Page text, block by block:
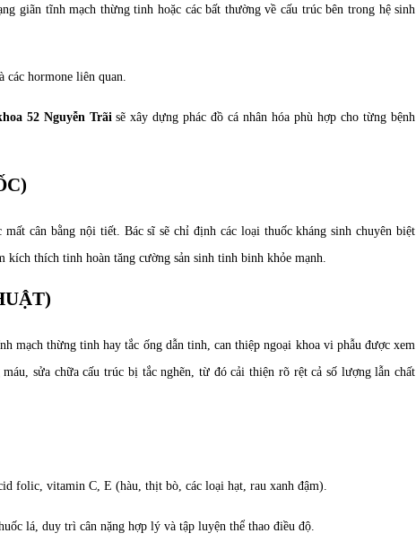
giãn tĩnh mạch thừng tinh hoặc các bất thường về cấu trúc bên trong hệ sinh
các hormone liên quan.
52 Nguyễn Trãisẽ xây dựng phác đồ cá nhân hóa phù hợp cho từng bệnh
cân bằng nội tiết. Bác sĩ sẽ chỉ định các loại thuốc kháng sinh chuyên biệt
thích tinh hoàn tăng cường sản sinh tinh binh khỏe mạnh.
mạch thừng tinh hay tắc ống dẫn tinh, can thiệp ngoại khoa vi phẫu được xem
sửa chữa cấu trúc bị tắc nghẽn, từ đó cải thiện rõ rệt cả số lượng lẫn chất
folic, vitamin C, E (hàu, thịt bò, các loại hạt, rau xanh đậm).
lá, duy trì cân nặng hợp lý và tập luyện thể thao điều độ.